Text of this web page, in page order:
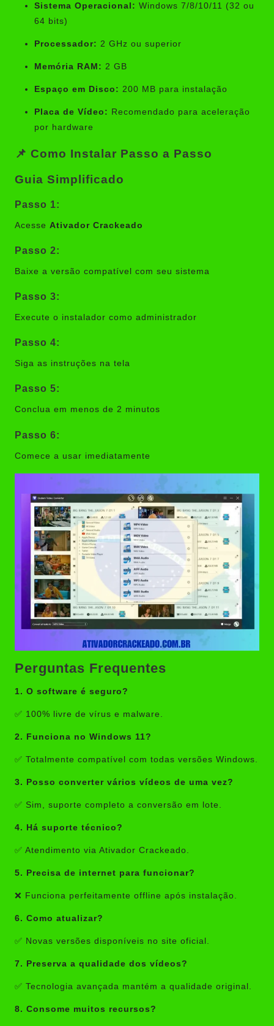
Sistema Operacional: Windows 7/8/10/11 (32 ou
64 bits)
Processador: 2 GHz ou superior
Memória RAM: 2 GB
Espaço em Disco: 200 MB para instalação
Placa de Vídeo: Recomendado para aceleração
por hardware
📌 Como Instalar Passo a Passo
Guia Simplificado
Passo 1:
Acesse Ativador Crackeado
Passo 2:
Baixe a versão compatível com seu sistema
Passo 3:
Execute o instalador como administrador
Passo 4:
Siga as instruções na tela
Passo 5:
Conclua em menos de 2 minutos
Passo 6:
Comece a usar imediatamente
Perguntas Frequentes
1. O software é seguro?
✅ 100% livre de vírus e malware.
2. Funciona no Windows 11?
✅ Totalmente compatível com todas versões Windows.
3. Posso converter vários vídeos de uma vez?
✅ Sim, suporte completo a conversão em lote.
4. Há suporte técnico?
✅ Atendimento via Ativador Crackeado.
5. Precisa de internet para funcionar?
❌ Funciona perfeitamente offline após instalação.
6. Como atualizar?
✅ Novas versões disponíveis no site oficial.
7. Preserva a qualidade dos vídeos?
✅ Tecnologia avançada mantém a qualidade original.
8. Consome muitos recursos?